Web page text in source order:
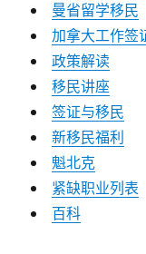
曼省留学移民
加拿大工作签
政策解读
移民讲座
签证与移民
新移民福利
魁北克
紧缺职业列表
百科